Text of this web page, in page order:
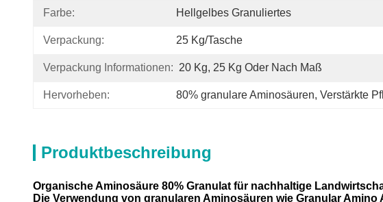
Farbe: Hellgelbes Granuliertes
Verpackung: 25 Kg/Tasche
Verpackung Informationen: 20 Kg, 25 Kg Oder Nach Maß
Hervorheben: 80% granulare Aminosäuren, Verstärkte
Produktbeschreibung
Organische Aminosäure 80% Granulat für nachhaltige
Die Verwendung von granularen Aminosäuren wie Granular